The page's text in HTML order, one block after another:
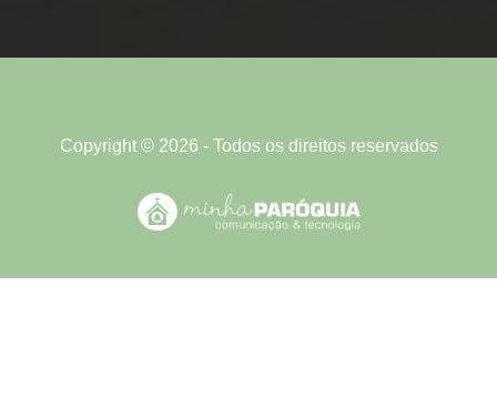
Copyright © 2026 - Todos os direitos reservados